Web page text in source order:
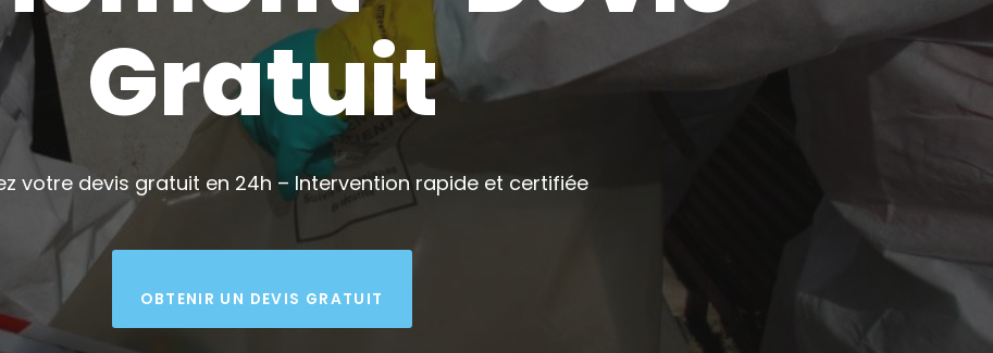
Gratuit
votre devis gratuit en 24h – Intervention rapide et certifiée
OBTENIR UN DEVIS GRATUIT